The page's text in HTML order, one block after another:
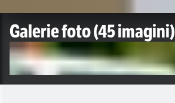
Galerie foto(45 imagini)